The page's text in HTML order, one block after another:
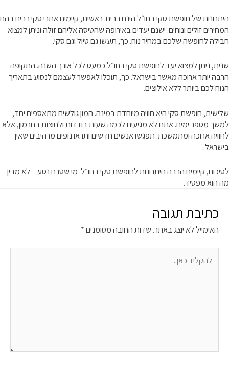
היתרונות של חופשת סקי בחו״ל הינם רבים. ראשית, קיימים אתרי סקי רבים בהם
המחירים זולים ונוחים. ישנם יעדים באירופה שהטיסה אליהם זולה וניתן למצוא
חבילה לחופשה שלכם במחיר נוח. כך, תעשו גם טיול וגם סקי.
שנית, ניתן למצוא יעד לחופשת סקי בחו״ל כמעט לכל אורך השנה. התקופה
הרבה יותר ארוכה מאשר בישראל. כך, תוכלו לאפשר לעצמם לנסוע בתאריך
הנוח לכם ביותר ללא אילוצים.
שלישית, חופשת סקי היא חוויה מיוחדת במינה. המון גולשים מתאספים יחד,
למשך מספר ימים. אתם לא מגיעים לכמה שעות בודדות ולחוצות בחרמון, אלא
לחוויה ארוכה ומתמשכת. תפגשו אנשים חדשים ותראו נופים מרהיבים שאין
בישראל.
לסיכום, קיימים הרבה היתרונות לחופשת סקי בחו״ל. מי שטרם נסע – לא מבין
מה הוא מפסיד.
כתיבת תגובה
האימייל לא יוצג באתר. שדות החובה מסומנים*
כאן...